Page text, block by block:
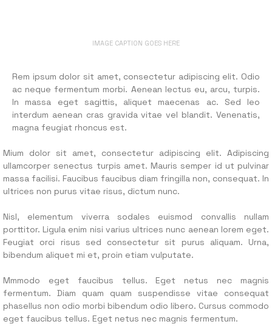
IMAGE CAPTION GOES HERE
Rem ipsum dolor sit amet, consectetur adipiscing elit. Odio
ac neque fermentum morbi. Aenean lectus eu, arcu, turpis.
In massa eget sagittis, aliquet maecenas ac. Sed leo
interdum aenean cras gravida vitae vel blandit. Venenatis,
magna feugiat rhoncus est.
Mium dolor sit amet, consectetur adipiscing elit. Adipiscing
ullamcorper senectus turpis amet. Mauris semper id ut pulvinar
massa facilisi. Faucibus faucibus diam fringilla non, consequat. In
ultrices non purus vitae risus, dictum nunc.
Nisl, elementum viverra sodales euismod convallis nullam
porttitor. Ligula enim nisi varius ultrices nunc aenean lorem eget.
Feugiat orci risus sed consectetur sit purus aliquam. Urna,
bibendum aliquet mi et, proin etiam vulputate.
Mmmodo eget faucibus tellus. Eget netus nec magnis
fermentum. Diam quam quam suspendisse vitae consequat
phasellus non odio morbi bibendum odio libero. Cursus commodo
eget faucibus tellus. Eget netus nec magnis fermentum.